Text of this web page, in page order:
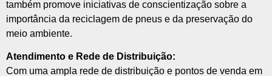
também promove iniciativas de conscientização sobre a
importância da reciclagem de pneus e da preservação do
meio ambiente.
Atendimento e Rede de Distribuição:
Com uma ampla rede de distribuição e pontos de venda em